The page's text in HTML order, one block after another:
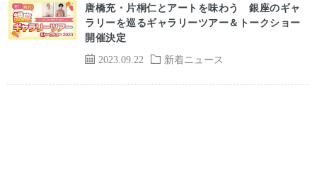
2023.09.22 新着ニュース
唐橋充・片桐仁とアートを味わう 銀座のギャ
ラリーを巡るギャラリーツアー＆トークショー
開催決定